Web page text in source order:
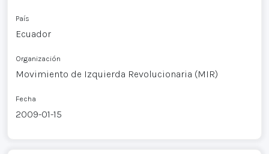
País
Ecuador
Organización
Movimiento de Izquierda Revolucionaria (MIR)
Fecha
2009-01-15